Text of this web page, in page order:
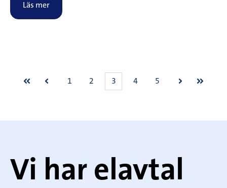
Läs mer
Först Föregående
1 2 3 4 5
Nästa Sista
Vi har elavtal